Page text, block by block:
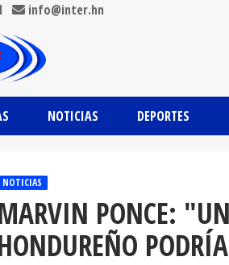
info@inter.hn
NOTICIAS DEPORTES
NOTICIAS
PONCE: